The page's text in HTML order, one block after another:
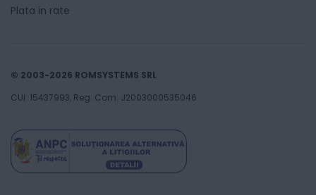
Plata in rate
© 2003-2026 ROMSYSTEMS SRL
CUI: 15437993, Reg. Com. J2003000535046